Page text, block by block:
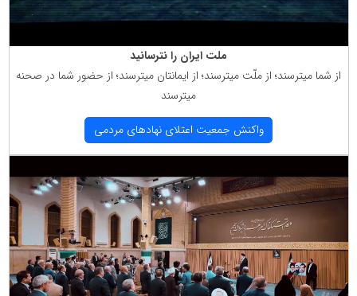
ملت ایران را نترسانید
از شما میترسند؛ از ملّت میترسند؛ از ایمانتان میترسند؛ از حضور شما در صحنه
میترسند
واكنش جمعیت اعتلای نهادهای مردمی